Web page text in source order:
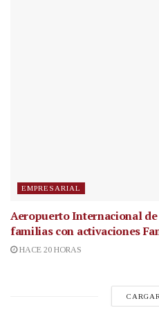
EMPRESARIAL
Aeropuerto Internacional
familias con activaciones
HACE 20 HORAS